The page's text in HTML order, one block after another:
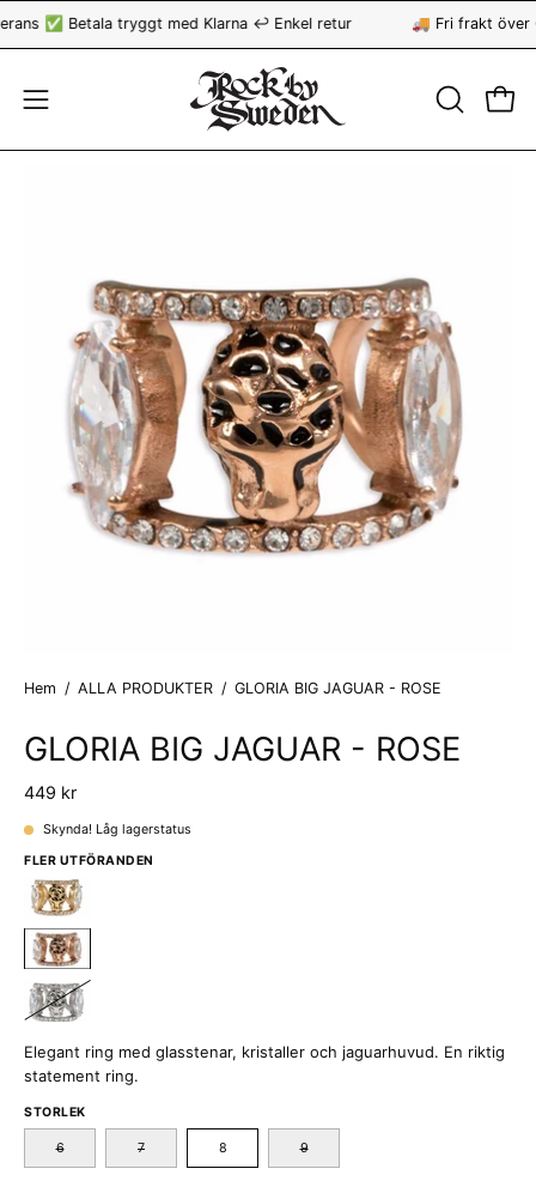
Hoppa
till
✅ Betala tryggt med Klarna ↩️ Enkel retur 🚚 Fri frakt över
Öppna
ÖPPNA
Hem / ALLA PRODUKTER / GLORIA BIG JAGUAR - ROSE
GLORIA BIG JAGUAR - ROSE
449 kr
Skynda! Låg lagerstatus
FLER UTFÖRANDEN
Elegant ring med glasstenar, kristaller och jaguarhuvud. En riktig
statement ring.
STORLEK
6 7 8 9